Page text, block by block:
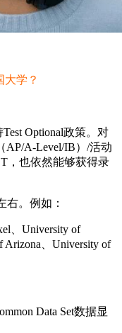
大学？
Optional政策。对
AP/A-Level/IB）/活动
，也依然能够获得录
右。例如：
、University of
Arizona、University of
Data Set数据显